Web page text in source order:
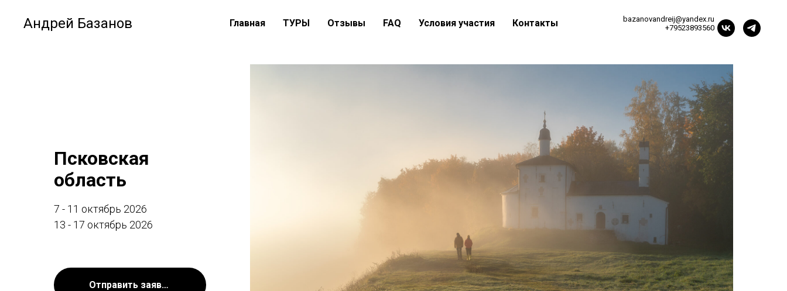
Андрей Базанов Главная ТУРЫ Отзывы FAQ Условия участия Контакты
bazanovandreij@yandex.ru
+79523893560
Псковская
область
7 - 11 октябрь 2026
13 - 17 октябрь 2026
Отправить заявку